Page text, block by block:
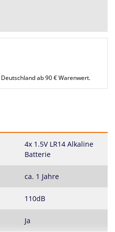
ab 90 € Warenwert.
4x 1.5V LR14 Alkaline
Batterie
ca. 1 Jahre
110dB
Ja